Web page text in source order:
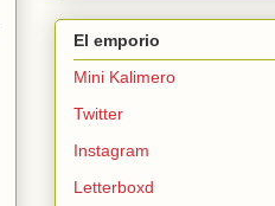
El emporio
Mini Kalimero
Twitter
Instagram
Letterboxd